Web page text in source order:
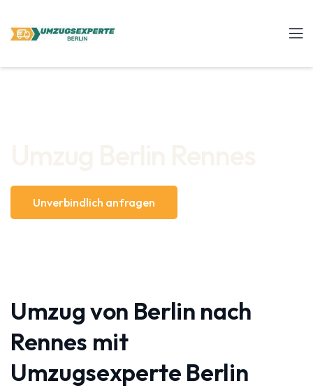
Unverbindlich anfragen
Umzug von Berlin nach
Rennes mit
Umzugsexperte Berlin